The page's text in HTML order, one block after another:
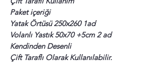
Paket içeriği
Yatak Örtüsü 250x260 1ad
Volanlı Yastık 50x70 +5cm 2 ad
Kendinden Desenli
Çift Taraflı Olarak Kullanılabilir.